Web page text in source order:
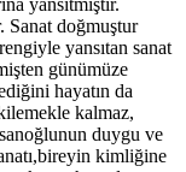
Sanat doğmuştur
yansıtan sanat
günümüze
hayatın da
kalmaz,
duygu ve
kimliğine